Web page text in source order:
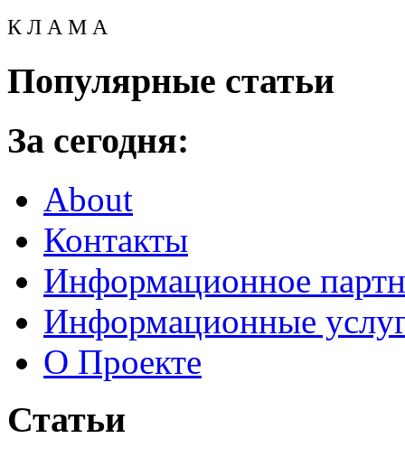
К Л А М А
Популярные статьи
За сегодня:
About
Контакты
Информационное
Информационные
О Проекте
Статьи